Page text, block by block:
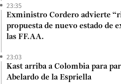
23:35
Exministro Cordero advierte
propuesta de nuevo estado de
las FF.AA.
23:03
Kast arriba a Colombia para
Abelardo de la Espriella